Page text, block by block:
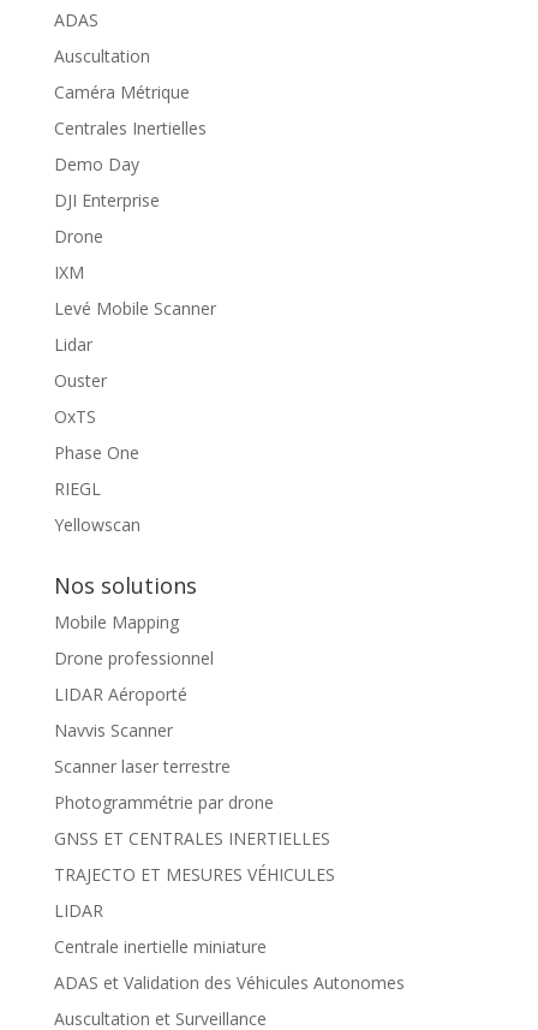
ADAS
Auscultation
Caméra Métrique
Centrales Inertielles
Demo Day
DJI Enterprise
Drone
IXM
Levé Mobile Scanner
Lidar
Ouster
OxTS
Phase One
RIEGL
Yellowscan
Nos solutions
Mobile Mapping
Drone professionnel
LIDAR Aéroporté
Navvis Scanner
Scanner laser terrestre
Photogrammétrie par drone
GNSS ET CENTRALES INERTIELLES
TRAJECTO ET MESURES VÉHICULES
LIDAR
Centrale inertielle miniature
ADAS et Validation des Véhicules Autonomes
Auscultation et Surveillance